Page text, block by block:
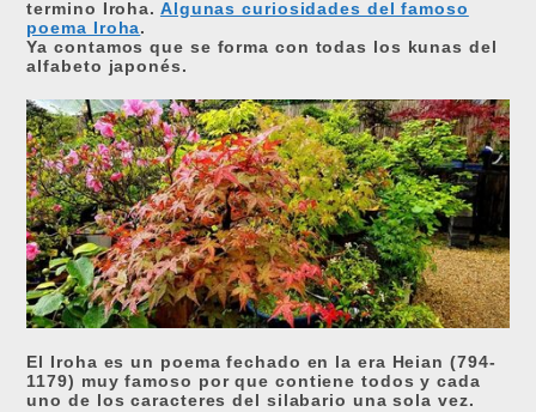
termino Iroha. Algunas curiosidades del famoso
poema Iroha.
Ya contamos que se forma con todas los kunas del
alfabeto japonés.
El Iroha es un poema fechado en la era Heian (794-
1179) muy famoso por que contiene todos y cada
uno de los caracteres del silabario una sola vez.